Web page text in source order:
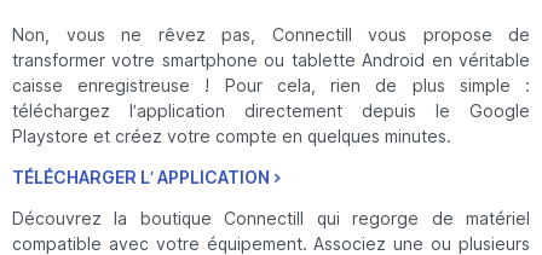
Non, vous ne rêvez pas, Connectill vous propose de
transformer votre smartphone ou tablette Android en véritable
caisse enregistreuse ! Pour cela, rien de plus simple :
téléchargez l’application directement depuis le Google
Playstore et créez votre compte en quelques minutes.
TÉLÉCHARGER L’ APPLICATION >
Découvrez la boutique Connectill qui regorge de matériel
compatible avec votre équipement. Associez une ou plusieurs